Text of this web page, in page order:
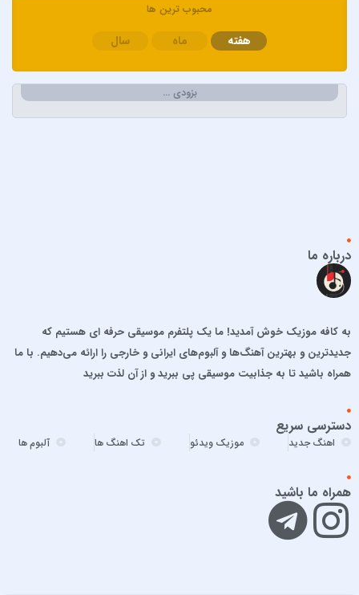
ابولفضل رضوانی
ابی دولابی
ابی و کامران و هومن
احمد سلو
ادریس محمدپور
افشین آذری
افشین خان
الجان
امید جهان
امید حاجیلی
امیر ارسلان
امیر برکو
امیر تتلو
محبوب ترین ها
هفته ماه سال
بزودی …
درباره ما
به کافه موزیک خوش آمدید! ما یک پلتفرم موسیقی حرفه ای هستیم که
جدیدترین و بهترین آهنگ‌ها و آلبوم‌های ایرانی و خارجی را ارائه می‌دهیم. با ما
همراه باشید تا به جذابیت موسیقی پی ببرید و از آن لذت ببرید
دسترسی سریع
اهنگ جدید موزیک ویدئو تک اهنگ ها آلبوم ها
همراه ما باشید